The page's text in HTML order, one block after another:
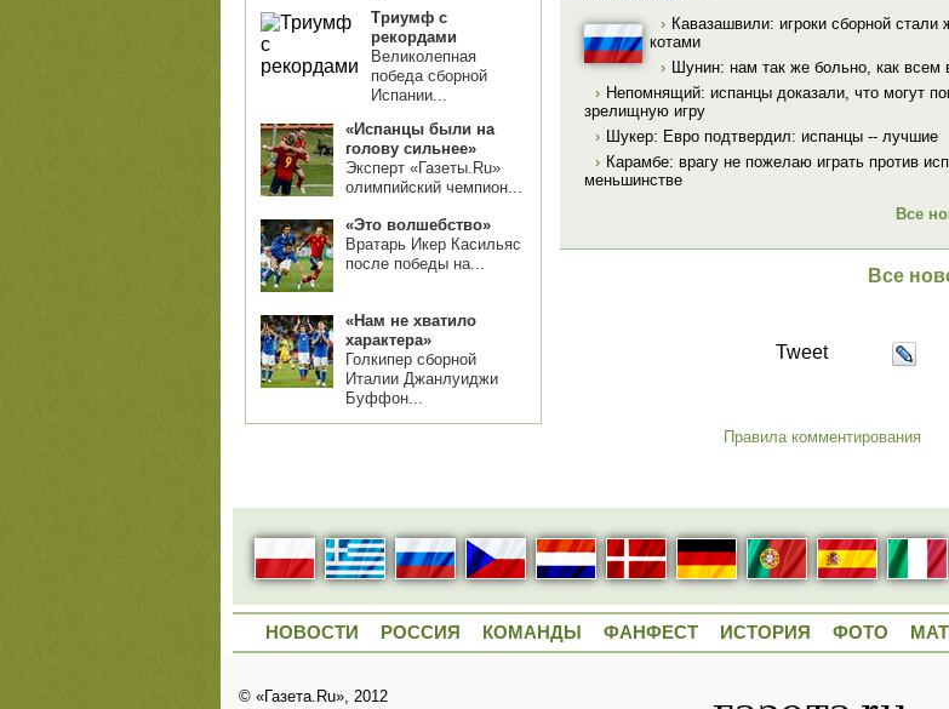
Триумф с
рекордами
Великолепная
победа сборной
Испании...
«Испанцы были на
голову сильнее»
Эксперт «Газеты.Ru»
олимпийский чемпион...
«Это волшебство»
Вратарь Икер Касильяс
после победы на...
«Нам не хватило
характера»
Голкипер сборной
Италии Джанлуиджи
Буффон...
› Кавазашвили: игроки сборной стали
котами
› Шунин: нам так же больно, как всем
› Непомнящий: испанцы доказали, что могут
зрелищную игру
› Шукер: Евро подтвердил: испанцы -- лучшие
› Карамбе: врагу не пожелаю играть против
меньшинстве
Все
Все
Tweet
Правила комментирования
НОВОСТИ РОССИЯ КОМАНДЫ ФАНФЕСТ ИСТОРИЯ ФОТО
© «Газета.Ru», 2012